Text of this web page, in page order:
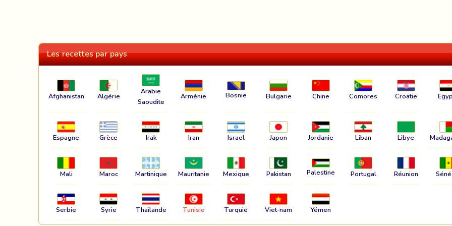
Les recettes par pays
Afghanistan Algérie
Arabie
Saoudite
Arménie Bosnie Bulgarie Chine Comores Croatie
Espagne Grèce Irak Iran Israel Japon Jordanie Liban Libye
Mali Maroc Martinique Mauritanie Mexique Pakistan Palestine Portugal Réunion
Serbie Syrie Thaïlande Tunisie Turquie Viet-nam Yémen